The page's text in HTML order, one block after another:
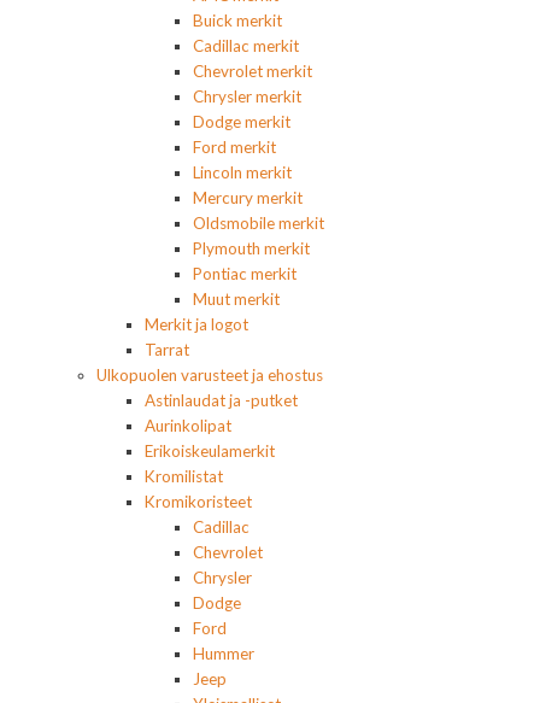
Buick merkit
Cadillac merkit
Chevrolet merkit
Chrysler merkit
Dodge merkit
Ford merkit
Lincoln merkit
Mercury merkit
Oldsmobile merkit
Plymouth merkit
Pontiac merkit
Muut merkit
Merkit ja logot
Tarrat
Ulkopuolen varusteet ja ehostus
Astinlaudat ja -putket
Aurinkolipat
Erikoiskeulamerkit
Kromilistat
Kromikoristeet
Cadillac
Chevrolet
Chrysler
Dodge
Ford
Hummer
Jeep